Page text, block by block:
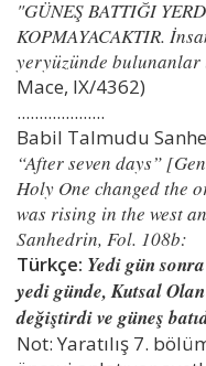
"GÜNEŞ BATTIĞI
KOPMAYACAKTIR.
yeryüzünde
Mace, IX/4362)
....................
Babil Talmudu
“After seven days”
Holy One changed the
was rising in the west
Sanhedrin, Fol. 108b:
Türkçe: Yedi gün
yedi günde, Kutsal
değiştirdi ve güneş
Not: Yaratılış 7.